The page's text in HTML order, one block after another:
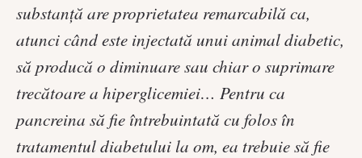
substanţă are proprietatea remarcabilă ca,
atunci când este injectată unui animal diabetic,
să producă o diminuare sau chiar o suprimare
trecătoare a hiperglicemiei… Pentru ca
pancreina să fie întrebuintată cu folos în
tratamentul diabetului la om, ea trebuie să fie